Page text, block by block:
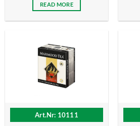
READ MORE
Art.Nr: 10111